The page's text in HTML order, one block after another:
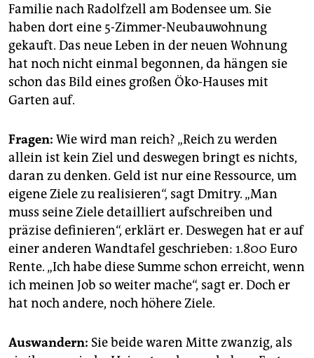
Familie nach Radolfzell am Bodensee um. Sie
haben dort eine 5-Zimmer-Neubauwohnung
gekauft. Das neue Leben in der neuen Wohnung
hat noch nicht einmal begonnen, da hängen sie
schon das Bild eines großen Öko-Hauses mit
Garten auf.
Fragen: Wie wird man reich? „Reich zu werden
allein ist kein Ziel und deswegen bringt es nichts,
daran zu denken. Geld ist nur eine Ressource, um
eigene Ziele zu realisieren“, sagt Dmitry. „Man
muss seine Ziele detailliert aufschreiben und
präzise definieren“, erklärt er. Deswegen hat er auf
einer anderen Wandtafel geschrieben: 1.800 Euro
Rente. „Ich habe diese Summe schon erreicht, wenn
ich meinen Job so weiter mache“, sagt er. Doch er
hat noch andere, noch höhere Ziele.
Auswandern: Sie beide waren Mitte zwanzig, als